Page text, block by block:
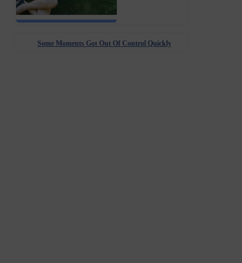
Some Moments Got Out Of Control Quickly